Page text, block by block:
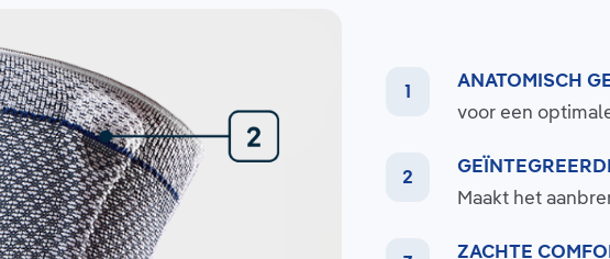
ANATOMISCH
voor een
Maakt het
ZACHTE